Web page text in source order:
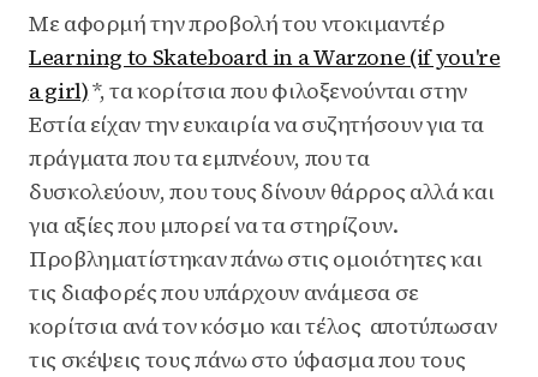
Με αφορμή την προβολή του ντοκιμαντέρ
Learning to Skateboard in a Warzone (if you're
a girl)*, τα κορίτσια που φιλοξενούνται στην
Εστία είχαν την ευκαιρία να συζητήσουν για τα
πράγματα που τα εμπνέουν, που τα
δυσκολεύουν, που τους δίνουν θάρρος αλλά και
για αξίες που μπορεί να τα στηρίζουν.
Προβληματίστηκαν πάνω στις ομοιότητες και
τις διαφορές που υπάρχουν ανάμεσα σε
κορίτσια ανά τον κόσμο και τέλος αποτύπωσαν
τις σκέψεις τους πάνω στο ύφασμα που τους